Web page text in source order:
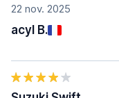
22 nov. 2025
acyl B.